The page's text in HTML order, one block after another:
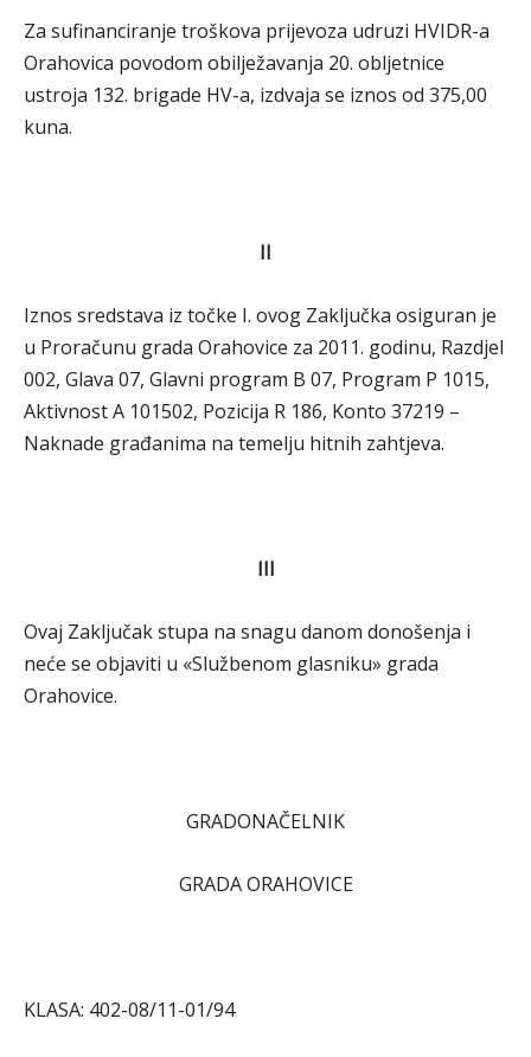
Za sufinanciranje troškova prijevoza udruzi HVIDR-a
Orahovica povodom obilježavanja 20. obljetnice
ustroja 132. brigade HV-a, izdvaja se iznos od 375,00
kuna.
II
Iznos sredstava iz točke I. ovog Zaključka osiguran je
u Proračunu grada Orahovice za 2011. godinu, Razdjel
002, Glava 07, Glavni program B 07, Program P 1015,
Aktivnost A 101502, Pozicija R 186, Konto 37219 –
Naknade građanima na temelju hitnih zahtjeva.
III
Ovaj Zaključak stupa na snagu danom donošenja i
neće se objaviti u «Službenom glasniku» grada
Orahovice.
GRADONAČELNIK
GRADA ORAHOVICE
KLASA: 402-08/11-01/94